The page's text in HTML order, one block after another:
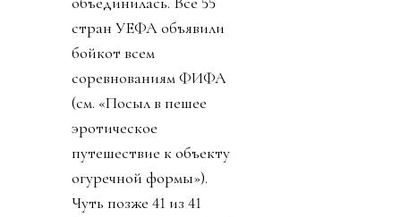
стран УЕФА объявили
бойкот всем
соревнованиям ФИФА
(см. «Посыл в пешее
эротическое
путешествие к объекту
огуречной формы»).
Чуть позже 41 из 41